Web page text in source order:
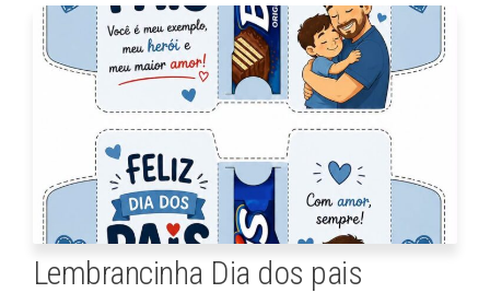
Lembrancinha Dia dos pais